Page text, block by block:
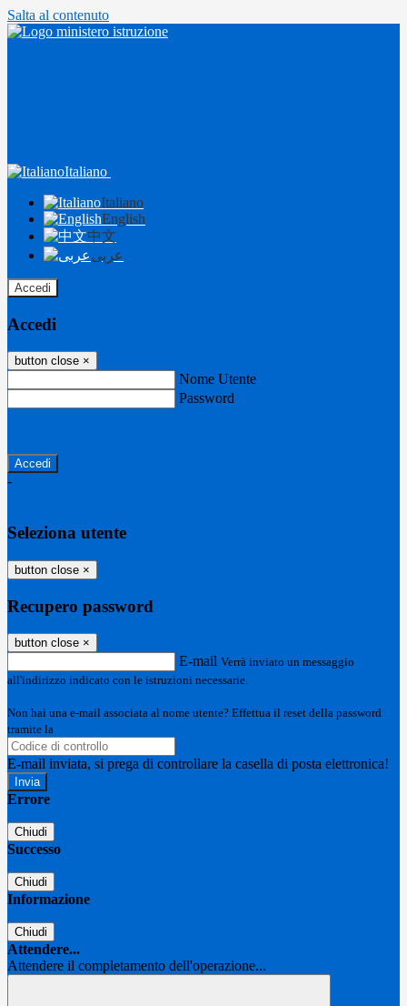
Salta al contenuto
Italiano
Italiano
English
中文
عربى
Accedi
Accedi
button close ×
Nome Utente
Password
-
Seleziona utente
button close ×
Recupero password
button close ×
E-mail Verrà inviato un messaggio
all'indirizzo indicato con le istruzioni necessarie.
Non hai una e-mail associata al nome utente? Effettua il reset della password
tramite la
E-mail inviata, si prega di controllare la casella di posta elettronica!
Errore
Chiudi
Successo
Chiudi
Informazione
Chiudi
Attendere...
Attendere il completamento dell'operazione...